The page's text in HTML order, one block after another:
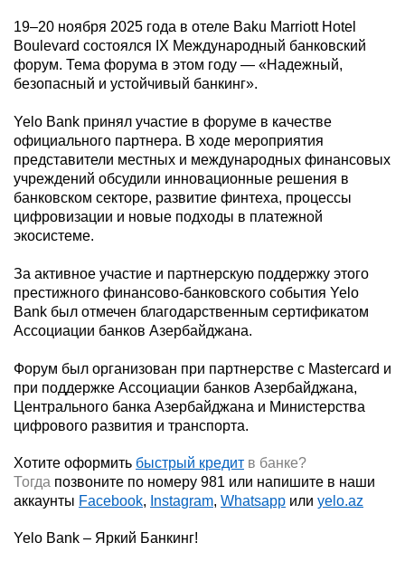
19–20 ноября 2025 года в отеле Baku Marriott Hotel
Boulevard состоялся IX Международный банковский
форум. Тема форума в этом году — «Надежный,
безопасный и устойчивый банкинг».
Yelo Bank принял участие в форуме в качестве
официального партнера. В ходе мероприятия
представители местных и международных финансовых
учреждений обсудили инновационные решения в
банковском секторе, развитие финтеха, процессы
цифровизации и новые подходы в платежной
экосистеме.
За активное участие и партнерскую поддержку этого
престижного финансово-банковского события Yelo
Bank был отмечен благодарственным сертификатом
Ассоциации банков Азербайджана.
Форум был организован при партнерстве с Mastercard и
при поддержке Ассоциации банков Азербайджана,
Центрального банка Азербайджана и Министерства
цифрового развития и транспорта.
Хотите оформить быстрый кредит в банке?
Тогда позвоните по номеру 981 или напишите в наши
аккаунты Facebook, Instagram, Whatsapp или yelo.az
Yelo Bank – Яркий Банкинг!